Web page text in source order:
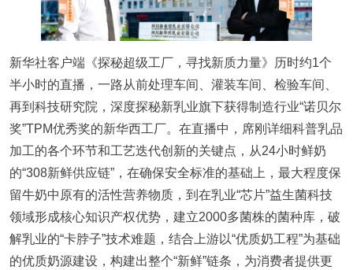
新华社客户端《探秘超级工厂，寻找新质力量》历时约1个
半小时的直播，一路从前处理车间、灌装车间、检验车间、
再到科技研究院，深度探秘新乳业旗下获得制造行业“诺贝尔
奖”TPM优秀奖的新华西工厂。在直播中，席刚详细科普乳品
加工的各个环节和工艺迭代创新的关键点，从24小时鲜奶
的“308新鲜供应链”，在确保安全标准的基础上，最大程度保
留牛奶中原有的活性营养物质，到在乳业“芯片”益生菌科技
领域形成核心知识产权优势，建立2000多菌株的菌种库，破
解乳业的“卡脖子”技术难题，结合上游以“优质奶工程”为基础
的优质奶源建设，构建出整个“新鲜”链条，为消费者提供更